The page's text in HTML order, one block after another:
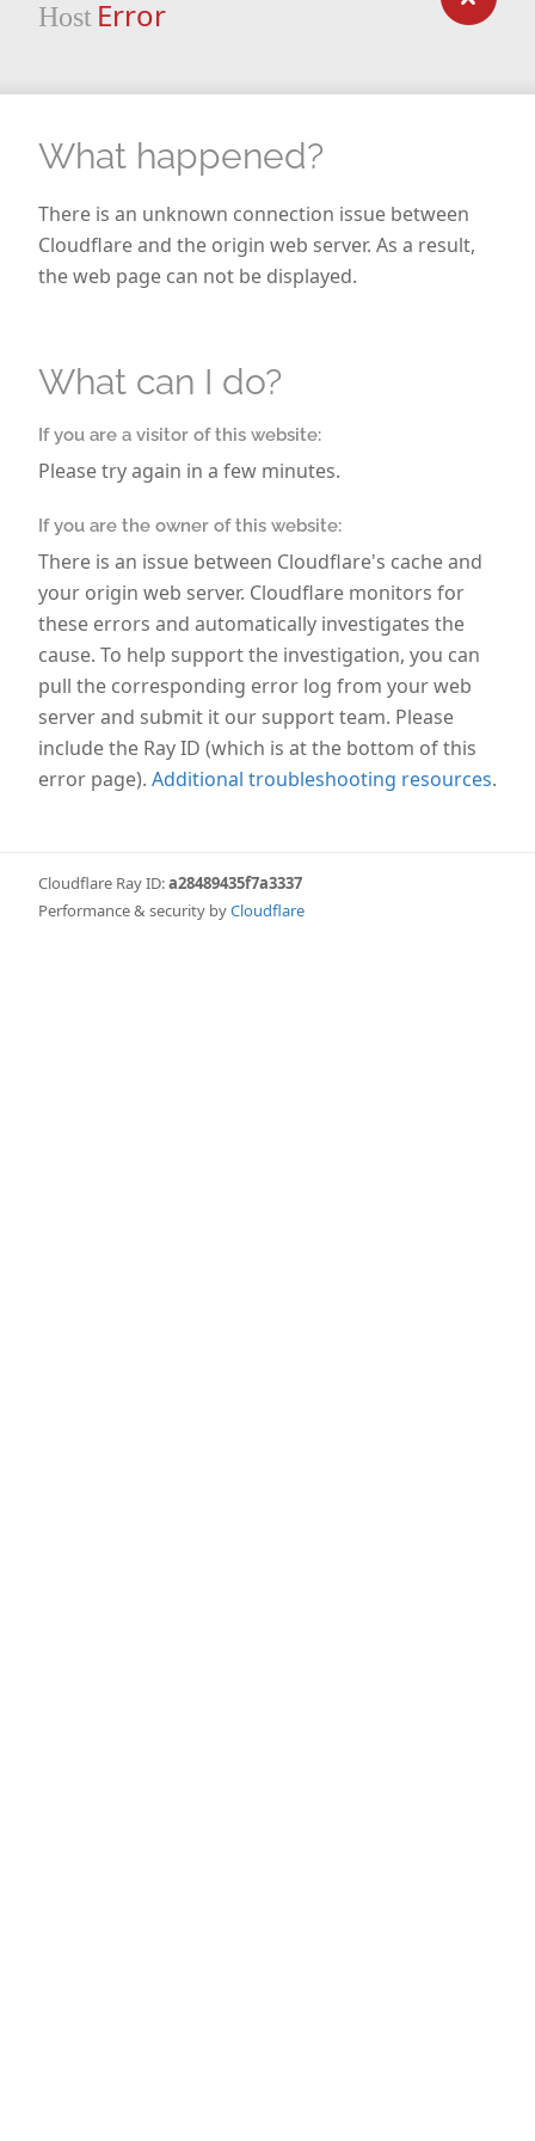
Der Name „Polterabend“ leitet sich vom Wort
poltern
zerschlagen. Nach altem Volksglauben soll der dabei
Brautpaar Glück für die gemeinsame Zukunft
bringen.
Wichtig dabei:Glas und Spiegel dürfen nicht
zerschlagen werden. Sie gelten als Unglücksbringer
und sind deshalb vom Poltern ausdrücklich
Gemeinsam Scherben beseitigen – Symbol für die Ehe
Nach dem Poltern räumen Braut und Bräutigam die
Scherben gemeinsam auf. Dieses Ritual steht
sinnbildlich für das spätere Eheleben: Probleme
werden zusammen bewältigt, Verantwortung wird
geteilt und nur als Team kommt man voran.
Gerade dieser Moment macht den Polterabend für
viele Paare besonders wertvoll, denn er verbindet
Geselligkeit mit einer tiefen symbolischen Bedeutung.
Der Polterabend heute
In der heutigen Zeit wird der Polterabend meist
ungezwungen gefeiert. Es gibt einfache Speisen,
vielmehr das gemeinsame Zusammensein.
Host Error
What happened?
There is an unknown connection issue between
Cloudflare and the origin web server. As a result,
the web page can not be displayed.
What can I do?
If you are a visitor of this website:
Please try again in a few minutes.
If you are the owner of this website:
There is an issue between Cloudflare's cache and
your origin web server. Cloudflare monitors for
these errors and automatically investigates the
cause. To help support the investigation, you can
pull the corresponding error log from your web
server and submit it our support team. Please
include the Ray ID (which is at the bottom of this
error page). Additional troubleshooting resources.
Cloudflare Ray ID:a28489435f7a3337
Performance & security byCloudflare